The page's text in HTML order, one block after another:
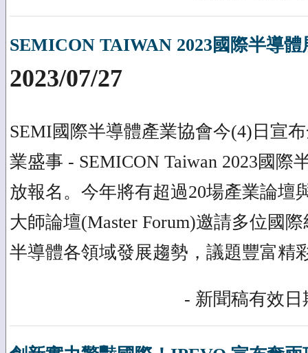
SEMICON TAIWAN 2023國際半導
2023/07/27
SEMI國際半導體產業協會今(4)日宣
業盛事 - SEMICON Taiwan 2023國際
放報名。今年將有超過20場產業論壇
大師論壇(Master Forum)邀請多位國
半導體各領域發展趨勢，議題豐富精
- 新聞稿有效日